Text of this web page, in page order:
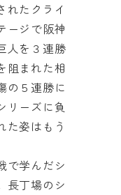
れたクライ
ージで阪神
人を３連勝
阻まれた相
の５連勝に
リーズに負
た姿はもう
で学んだシ
長丁場のシ